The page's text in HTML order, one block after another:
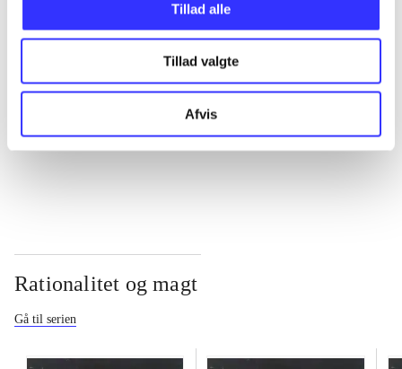
Tillad alle
Tillad valgte
Afvis
...
...
Rationalitet og magt
Gå til serien